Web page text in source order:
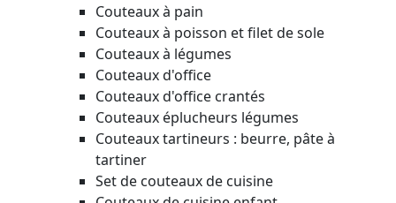
Couteaux à pain
Couteaux à poisson et filet de sole
Couteaux à légumes
Couteaux d'office
Couteaux d'office crantés
Couteaux éplucheurs légumes
Couteaux tartineurs : beurre, pâte à
tartiner
Set de couteaux de cuisine